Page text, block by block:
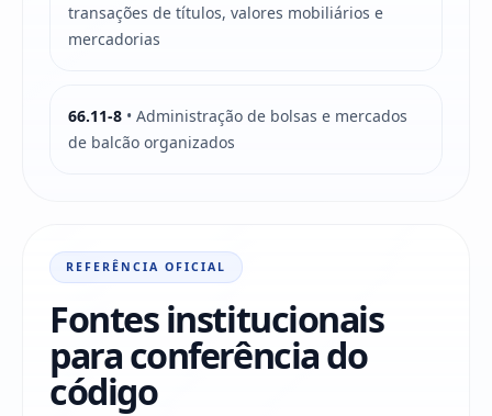
transações de títulos, valores mobiliários e
mercadorias
66.11-8 • Administração de bolsas e mercados
de balcão organizados
REFERÊNCIA OFICIAL
Fontes institucionais
para conferência do
código